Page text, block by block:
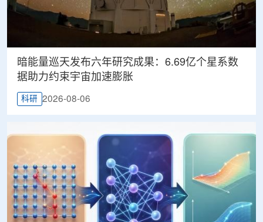
暗能量巡天发布六年研究成果：6.69亿个星系数
据助力约束宇宙加速膨胀
科研 2026-08-06